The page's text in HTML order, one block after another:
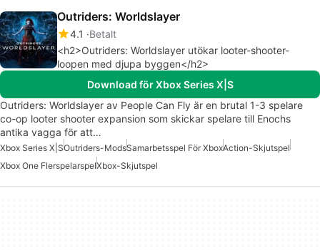
Outriders: Worldslayer
4.1
Betalt
<h2>Outriders: Worldslayer utökar looter-shooter-
loopen med djupa byggen</h2>
Download för Xbox Series X|S
Outriders: Worldslayer av People Can Fly är en brutal 1-3 spelare
co-op looter shooter expansion som skickar spelare till Enochs
antika vagga för att…
Xbox Series X|SOutriders-ModsSamarbetsspel För XboxAction-Skjutspel
Xbox One FlerspelarspelXbox-Skjutspel